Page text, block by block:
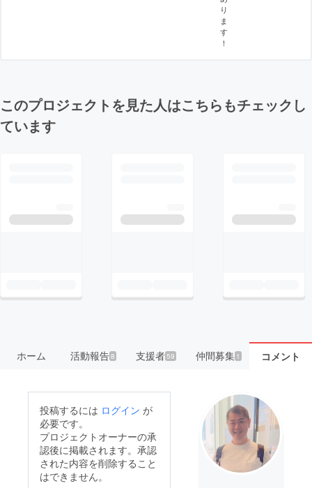
り
ま
す
！
このプロジェクトを見た人はこちらもチェックし
ています
ホーム 活動報告8 支援者59 仲間募集 1 コメント
投稿するには ログイン が
必要です。
プロジェクトオーナーの承
認後に掲載されます。承認
された内容を削除すること
はできません。